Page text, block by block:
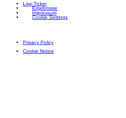
Live-Ticker
Ergebnisse
Impressum
Cookie Settings
Privacy Policy
Cookie Notice